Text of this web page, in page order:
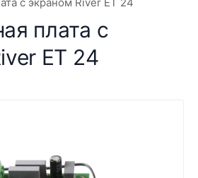
плата с
ET 24